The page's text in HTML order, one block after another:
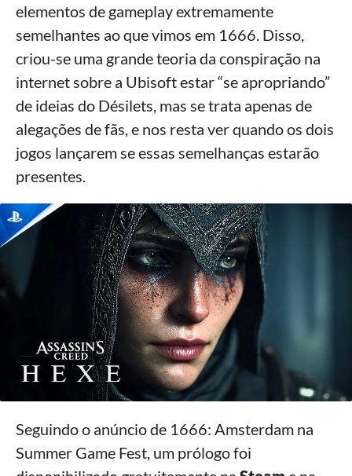
elementos de gameplay extremamente
semelhantes ao que vimos em 1666. Disso,
criou-se uma grande teoria da conspiração na
internet sobre a Ubisoft estar “se apropriando”
de ideias do Désilets, mas se trata apenas de
alegações de fãs, e nos resta ver quando os dois
jogos lançarem se essas semelhanças estarão
presentes.
Seguindo o anúncio de 1666: Amsterdam na
Summer Game Fest, um prólogo foi